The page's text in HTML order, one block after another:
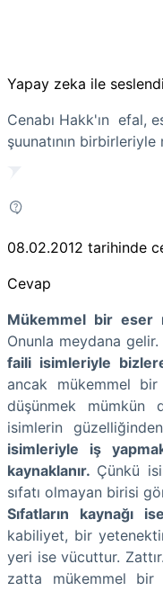
Yapay zeka ile
Cenabı Hakk'ın efal,
şuunatının
08.02.2012 tarihinde
Cevap
Mükemmel bir eser
Onunla meydana gelir.
faili isimleriyle
ancak mükemmel
düşünmek mümkün
isimlerin
isimleriyle iş
kaynaklanır. Çünkü
sıfatı olmayan birisi
Sıfatların kaynağı
kabiliyet, bir
yeri ise vücuttur.
zatta mükemmel